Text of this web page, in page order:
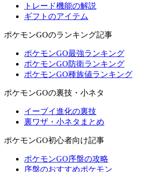
トレード機能の解説
ギフトのアイテム
ポケモンGOのランキング記事
ポケモンGO最強ランキング
ポケモンGO防衛ランキング
ポケモンGO種族値ランキング
ポケモンGOの裏技・小ネタ
イーブイ進化の裏技
裏ワザ・小ネタまとめ
ポケモンGO初心者向け記事
ポケモンGO序盤の攻略
序盤のおすすめポケモン